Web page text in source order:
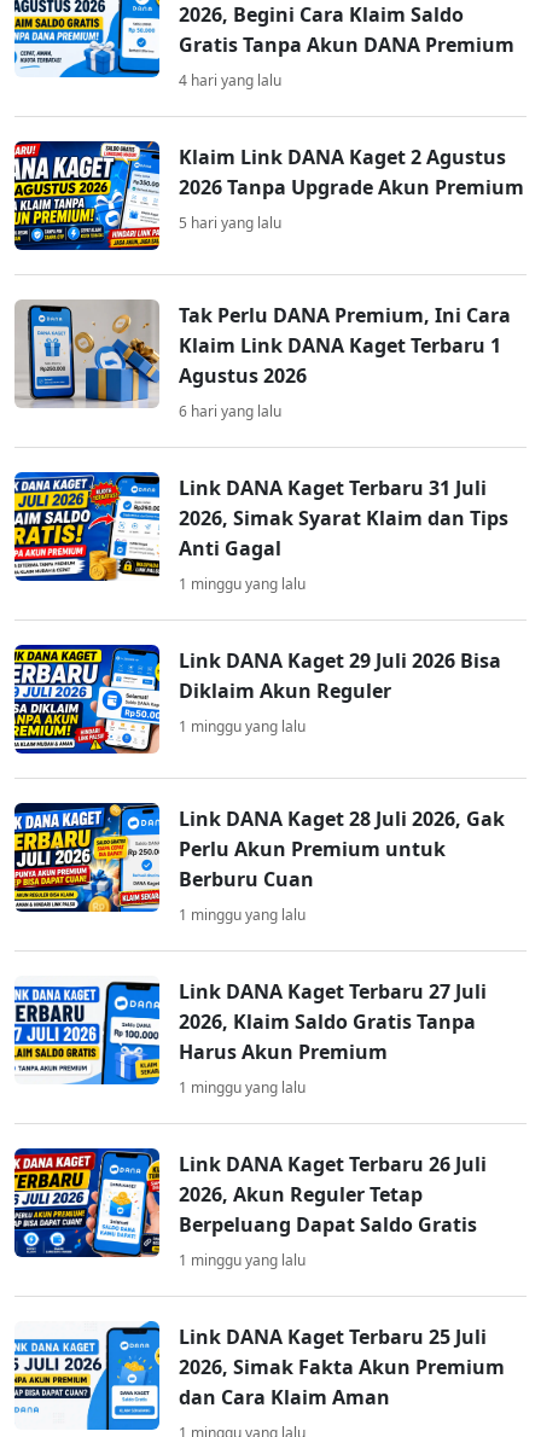
2026, Begini Cara Klaim Saldo
Gratis Tanpa Akun DANA Premium
4 hari yang lalu
Klaim Link DANA Kaget 2 Agustus
2026 Tanpa Upgrade Akun Premium
5 hari yang lalu
Tak Perlu DANA Premium, Ini Cara
Klaim Link DANA Kaget Terbaru 1
Agustus 2026
6 hari yang lalu
Link DANA Kaget Terbaru 31 Juli
2026, Simak Syarat Klaim dan Tips
Anti Gagal
1 minggu yang lalu
Link DANA Kaget 29 Juli 2026 Bisa
Diklaim Akun Reguler
1 minggu yang lalu
Link DANA Kaget 28 Juli 2026, Gak
Perlu Akun Premium untuk
Berburu Cuan
1 minggu yang lalu
Link DANA Kaget Terbaru 27 Juli
2026, Klaim Saldo Gratis Tanpa
Harus Akun Premium
1 minggu yang lalu
Link DANA Kaget Terbaru 26 Juli
2026, Akun Reguler Tetap
Berpeluang Dapat Saldo Gratis
1 minggu yang lalu
Link DANA Kaget Terbaru 25 Juli
2026, Simak Fakta Akun Premium
dan Cara Klaim Aman